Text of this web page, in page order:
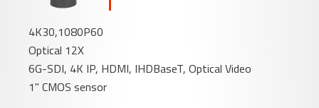
4K30,1080P60
Optical 12X
6G-SDI, 4K IP, HDMI, IHDBaseT, Optical Video
1" CMOS sensor